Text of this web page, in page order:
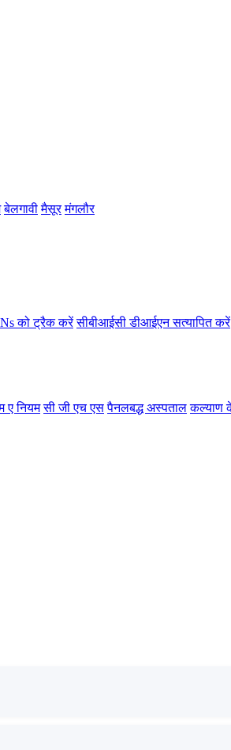
बेलगावी मैसूर मंगलौर
को ट्रैक करें सीबीआईसी डीआईएन सत्यापित करें
ए नियम सी जी एच एस पैनलबद्ध अस्पताल कल्याण